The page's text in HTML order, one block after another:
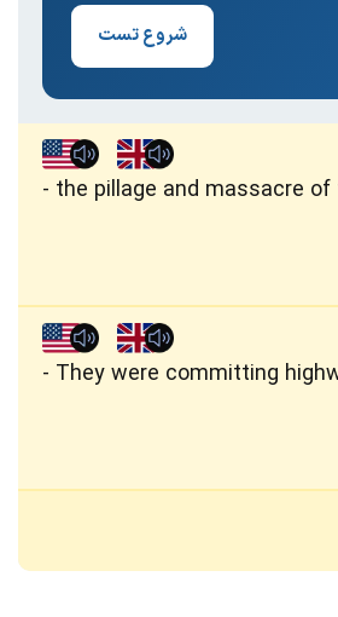
شروع تست
the pillage and massacre
They were committing